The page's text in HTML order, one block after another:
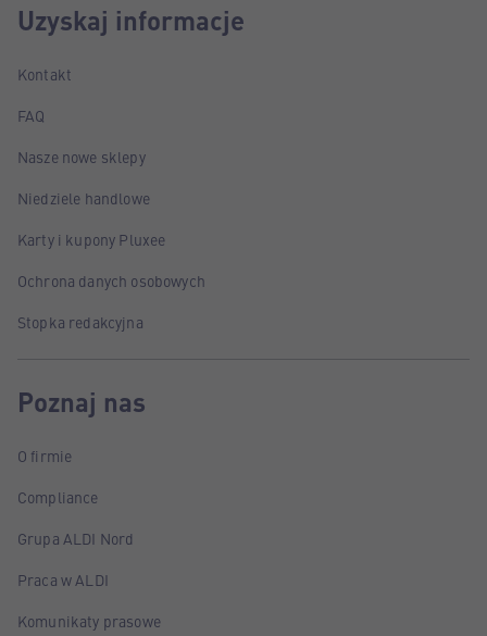
Uzyskaj informacje
Kontakt
FAQ
Nasze nowe sklepy
Niedziele handlowe
Karty i kupony Pluxee
Ochrona danych osobowych
Stopka redakcyjna
Poznaj nas
O firmie
Compliance
Grupa ALDI Nord
Praca w ALDI
Komunikaty prasowe